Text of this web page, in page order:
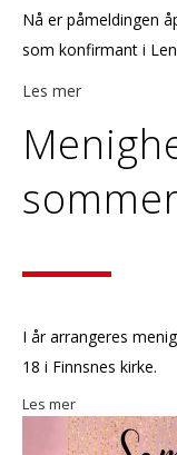
Nå er påmeldingen
som konfirmant i
Les mer
I år arrangeres
18 i Finnsnes kirke.
Les mer